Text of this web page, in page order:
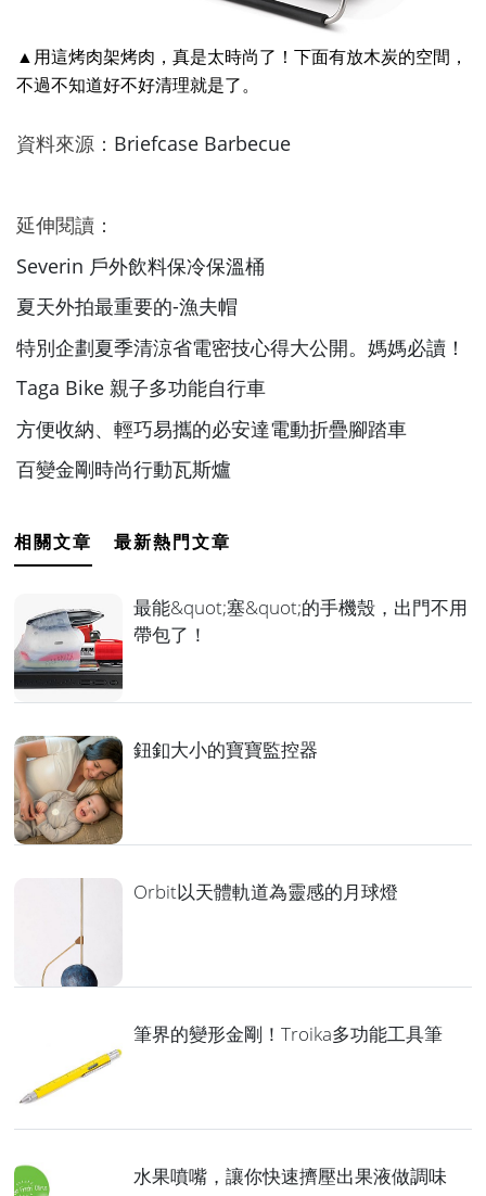
▲用這烤肉架烤肉，真是太時尚了！下面有放木炭的空間，
不過不知道好不好清理就是了。
資料來源： Briefcase Barbecue
延伸閱讀：
Severin 戶外飲料保冷保溫桶
夏天外拍最重要的-漁夫帽
特別企劃夏季清涼省電密技心得大公開。媽媽必讀！
Taga Bike 親子多功能自行車
方便收納、輕巧易攜的必安達電動折疊腳踏車
百變金剛時尚行動瓦斯爐
相關文章 最新熱門文章
最能&quot;塞&quot;的手機殼，出門不用
帶包了！
鈕釦大小的寶寶監控器
Orbit以天體軌道為靈感的月球燈
筆界的變形金剛！Troika多功能工具筆
水果噴嘴，讓你快速擠壓出果液做調味